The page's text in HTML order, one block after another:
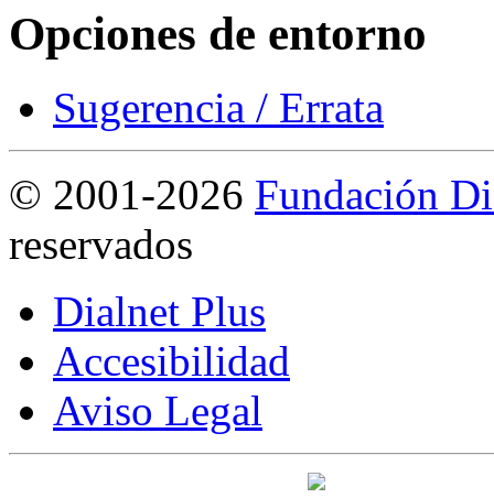
Opciones de entorno
Sugerencia / Errata
© 2001-2026 Fundación
reservados
Dialnet Plus
Accesibilidad
Aviso Legal